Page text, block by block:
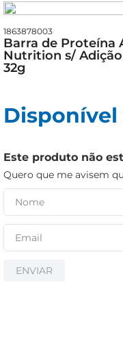
1863878003
Barra de Proteína
Nutrition s/
32g
Este produto não
Quero que me avisem
ENVIAR
arroz
cerveja
papel higiênico